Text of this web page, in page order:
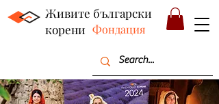
Живите български
корени Фондация